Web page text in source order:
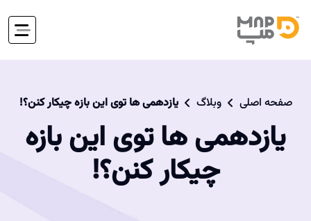
صفحه اصلی وبلاگ یازدهمی ها توی این بازه چیکار کنن؟!
یازدهمی ها توی این بازه
چیکار کنن؟!